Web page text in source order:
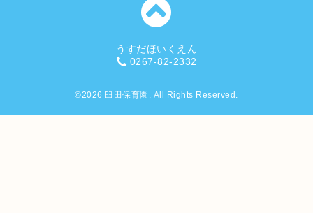
うすだほいくえん
0267-82-2332
©2026 臼田保育園 . All Rights Reserved.